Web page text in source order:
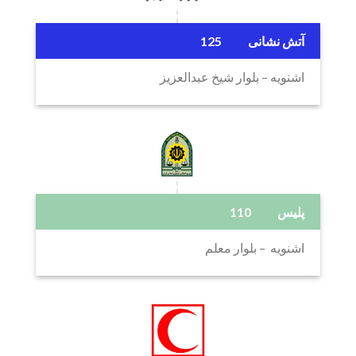
آتش نشانی 125
اشنویه – بلوار شیخ عبدالعزیز
پلیس 110
اشنویه – بلوار معلم